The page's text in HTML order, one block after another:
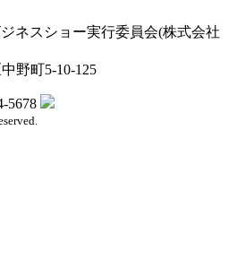
ネスショー実行委員会(株式会社
野町5-10-125